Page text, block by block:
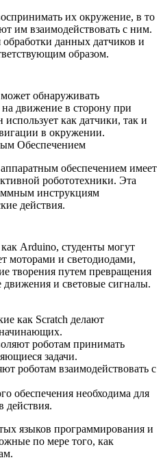
их окружение, в то
им взаимодействовать с ним.
данных датчиков и
образом.
может обнаруживать
движение в сторону при
как датчики, так и
в окружении.
Обеспечением
обеспечением имеет
робототехники. Эта
инструкциям
действия.
Arduino, студенты могут
моторами и светодиодами,
творения путем превращения
и световые сигналы.
как Scratch делают
роботам принимать
задачи.
роботам взаимодействовать с
обеспечения необходима для
действия.
языков программирования и
по мере того, как